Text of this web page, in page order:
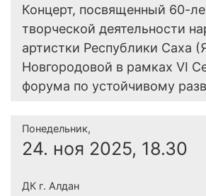
Концерт, посвященный 60-
творческой деятельности
артистки Республики Саха
Новгородовой в рамках VI
форума по устойчивому
Понедельник,
24. ноя 2025, 18.30
ДК г. Алдан